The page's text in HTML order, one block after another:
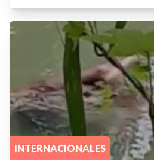
INTERNACIONALES